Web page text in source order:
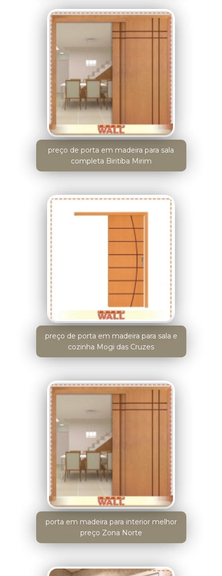
preço de porta em madeira para sala
completa Biritiba Mirim
preço de porta em madeira para sala e
cozinha Mogi das Cruzes
porta em madeira para interior melhor
preço Zona Norte